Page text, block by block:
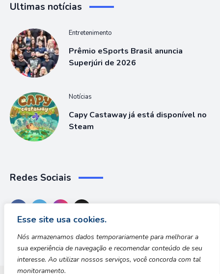
Esse site usa cookies.
Nós armazenamos dados temporariamente para melhorar a
sua experiência de navegação e recomendar conteúdo de seu
interesse. Ao utilizar nossos serviços, você concorda com tal
monitoramento.
Ultimas notícias
Entretenimento
Prêmio eSports Brasil anuncia
Superjúri de 2026
Notícias
Capy Castaway já está disponível no
Steam
Redes Sociais